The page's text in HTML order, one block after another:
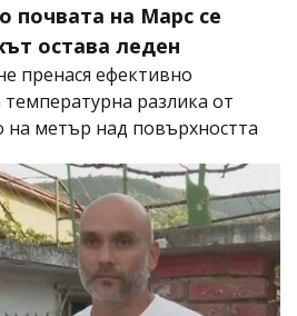
почвата на Марс се
остава леден
пренася ефективно
разлика от
на метър над повърхността